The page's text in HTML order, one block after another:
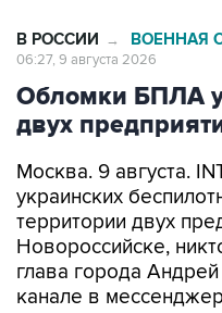
В РОССИИ → ВОЕННАЯ
06:27, 9 августа 2026
Обломки БПЛА
двух
Москва. 9 августа.
украинских
территории двух
Новороссийске,
глава города
канале в